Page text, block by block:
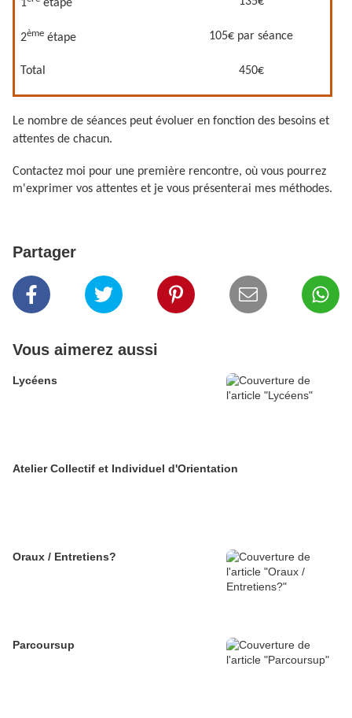
1 étape
2ème étape 105€ par séance
Total 450€
Le nombre de séances peut évoluer en fonction des besoins et
attentes de chacun.
Contactez moi pour une première rencontre, où vous pourrez
m'exprimer vos attentes et je vous présenterai mes méthodes.
Partager
Vous aimerez aussi
Lycéens
Atelier Collectif et Individuel d'Orientation
Oraux / Entretiens?
Parcoursup